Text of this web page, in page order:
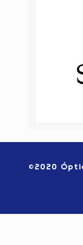
©2020